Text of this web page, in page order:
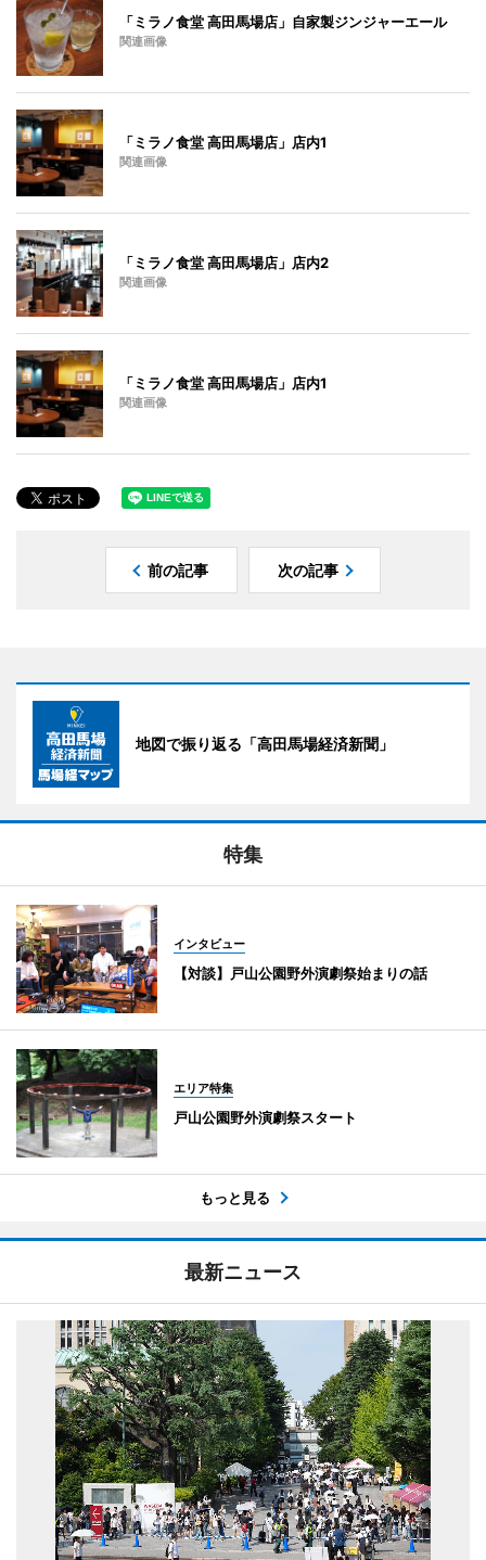
「ミラノ食堂 高田馬場店」自家製ジンジャーエール
関連画像
「ミラノ食堂 高田馬場店」店内1
関連画像
「ミラノ食堂 高田馬場店」店内2
関連画像
「ミラノ食堂 高田馬場店」店内1
関連画像
前の記事 次の記事
地図で振り返る「高田馬場経済新聞」
特集
インタビュー
【対談】戸山公園野外演劇祭始まりの話
エリア特集
戸山公園野外演劇祭スタート
もっと見る
最新ニュース